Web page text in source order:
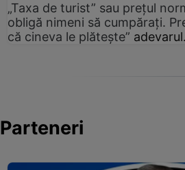
„Taxa de turist” sau prețul
obligă nimeni să cumpărați.
că cineva le plătește”
Parteneri